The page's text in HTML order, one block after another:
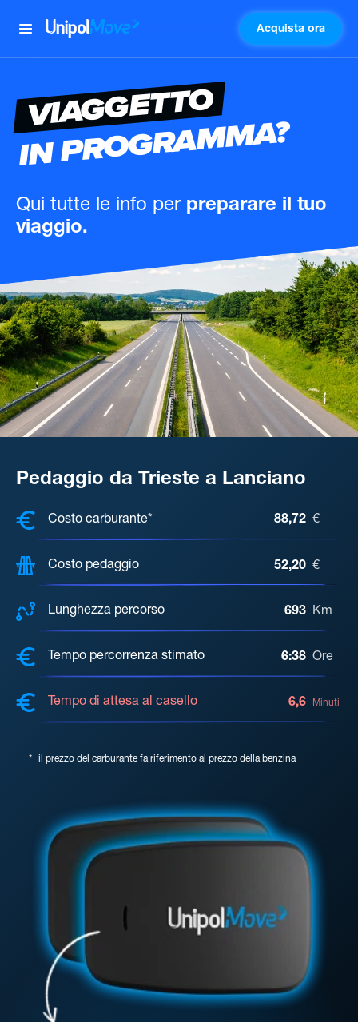
UnipolMove Acquista ora
VIAGGETTO
IN PROGRAMMA?
Qui tutte le info per preparare il tuo
viaggio.
Pedaggio da Trieste a Lanciano
COSTI, DISTANZA, TEMPO DI
Costo carburante* 88,72 €
Costo pedaggio 52,20 €
Lunghezza percorso 693 Km
Tempo percorrenza stimato 6:38 Ore
Tempo di attesa al casello 6,6 Minuti
* il prezzo del carburante fa riferimento al prezzo della benzina